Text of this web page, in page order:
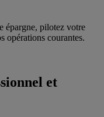
épargne, pilotez votre
opérations courantes.
et